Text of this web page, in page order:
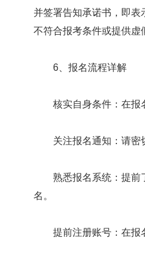
并签署告知承诺书，即表
不符合报考条件或提供虚
6、报名流程详解
核实自身条件：在报名
关注报名通知：请密切
熟悉报名系统：提前了
名。
提前注册账号：在报名